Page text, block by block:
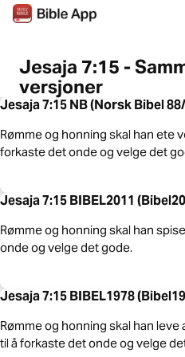
Jesaja 7:15 -
versjoner
Jesaja 7:15 NB (Norsk Bibel
Rømme og honning skal han ete
forkaste det onde og velge det
Jesaja 7:15 BIBEL2011
Rømme og honning skal han
onde og velge det gode.
Jesaja 7:15 BIBEL1978
Rømme og honning skal han
til å forkaste det onde og velge